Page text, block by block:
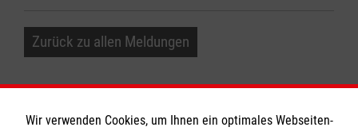
Zurück zu allen Meldungen
Wir verwenden Cookies, um Ihnen ein optimales Webseiten-